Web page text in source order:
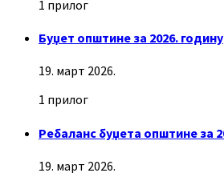
1 прилог
Буџет општине за 2026. годину
19. март 2026.
1 прилог
Ребаланс буџета општине за
19. март 2026.